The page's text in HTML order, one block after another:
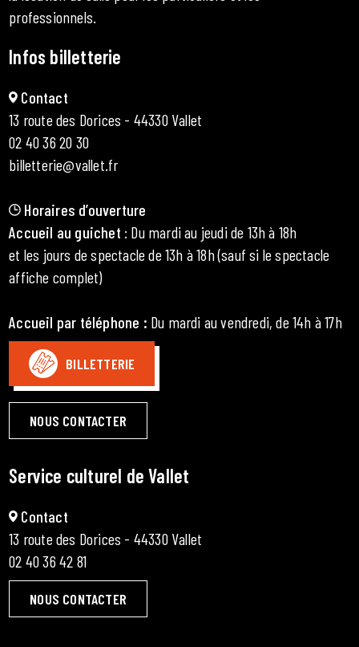
professionnels.
Infos billetterie
Contact
13 route des Dorices - 44330 Vallet
02 40 36 20 30
billetterie@vallet.fr
Horaires d’ouverture
Accueil au guichet : Du mardi au jeudi de 13h à 18h
et les jours de spectacle de 13h à 18h (sauf si le spectacle
affiche complet)
Accueil par téléphone : Du mardi au vendredi, de 14h à 17h
BILLETTERIE
NOUS CONTACTER
Service culturel de Vallet
Contact
13 route des Dorices - 44330 Vallet
02 40 36 42 81
NOUS CONTACTER